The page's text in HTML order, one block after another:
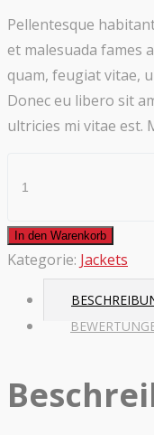
Pellentesque
et malesuada fames
quam, feugiat vitae,
Donec eu libero sit
ultricies mi vitae est.
Lightweight
In den Warenkorb
Kategorie: Jackets